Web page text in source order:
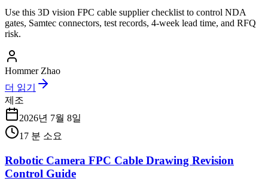
Use this 3D vision FPC cable supplier checklist to control NDA
gates, Samtec connectors, test records, 4-week lead time, and RFQ
risk.
Hommer Zhao
더 읽기
제조
2026년 7월 8일
17 분 소요
Robotic Camera FPC Cable Drawing Revision
Control Guide